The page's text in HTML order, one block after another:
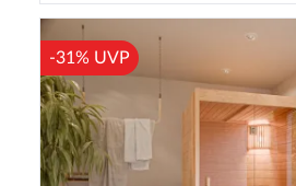
-31% UVP